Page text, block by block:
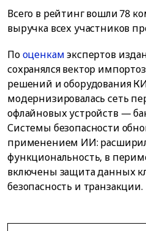
Всего в рейтинг вошли 78
выручка всех участников
Пооценкамэкспертов
сохранялся вектор
решений и оборудования
модернизировалась сеть
офлайновых устройств —
Системы безопасности
применением ИИ:
функциональность, в
включены защита данных
безопасность и транзакции.